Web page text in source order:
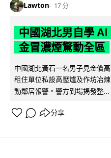
Lawton 17 分
中國湖北男自學
金冒濃煙驚動全區
中國湖北黃石一名男子見金價
租住單位私設高壓爐及作坊冶
動鄰居報警。警方到場揭發整...
分享